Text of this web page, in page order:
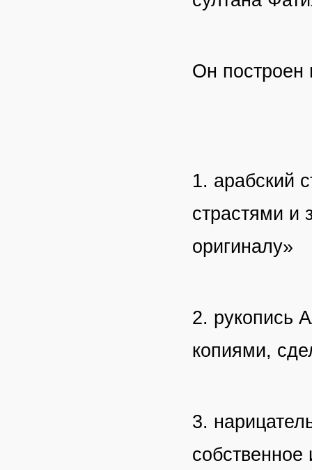
Он построен
1. арабский
страстями и
оригиналу»
2. рукопись
копиями,
3.